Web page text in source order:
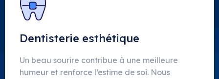
Dentisterie esthétique
Un beau sourire contribue à une meilleure
humeur et renforce l’estime de soi. Nous